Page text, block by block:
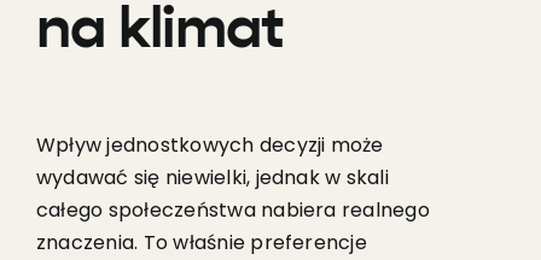
na klimat
Wpływ jednostkowych decyzji może
wydawać się niewielki, jednak w skali
całego społeczeństwa nabiera realnego
znaczenia. To właśnie preferencje